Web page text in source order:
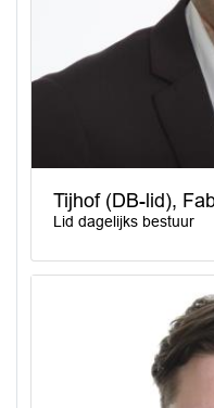
Tijhof (DB-lid),
Lid dagelijks bestuur